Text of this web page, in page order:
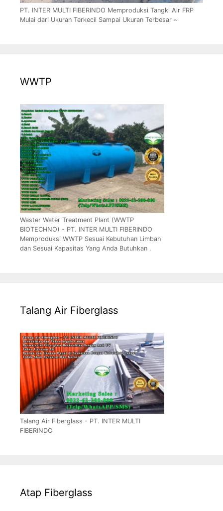
PT. INTER MULTI FIBERINDO Memproduksi Tangki Air FRP
Mulai dari Ukuran Terkecil Sampai Ukuran Terbesar ~
WWTP
Waster Water Treatment Plant (WWTP
BIOTECHNO) - PT. INTER MULTI FIBERINDO
Memproduksi WWTP Sesuai Kebutuhan Limbah
dan Sesuai Kapasitas Yang Anda Butuhkan .
Talang Air Fiberglass
Talang Air Fiberglass - PT. INTER MULTI
FIBERINDO
Atap Fiberglass